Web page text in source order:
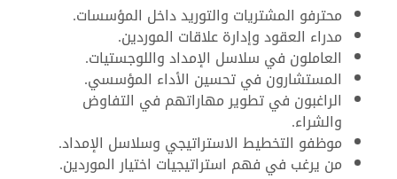
محترفو المشتريات والتوريد داخل المؤسسات.
مدراء العقود وإدارة علاقات الموردين.
العاملون في سلاسل الإمداد واللوجستيات.
المستشارون في تحسين الأداء المؤسسي.
الراغبون في تطوير مهاراتهم في التفاوض
والشراء.
موظفو التخطيط الاستراتيجي وسلاسل الإمداد.
من يرغب في فهم استراتيجيات اختيار الموردين.